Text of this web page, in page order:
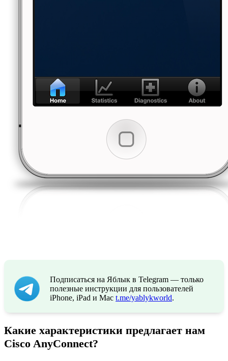
Подписаться на Яблык в Telegram — только
полезные инструкции для пользователей
iPhone, iPad и Mac t.me/yablykworld.
Какие характеристики предлагает нам
Cisco AnyConnect?